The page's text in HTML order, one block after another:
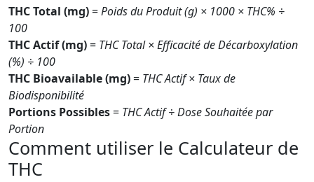
THC Total (mg)=Poids du Produit (g) × 1000 × THC% ÷
100
THC Actif (mg)= THC Total × Efficacité de Décarboxylation
(%) ÷ 100
THC Bioavailable (mg)= THC Actif × Taux de
Biodisponibilité
Portions Possibles= THC Actif ÷ Dose Souhaitée par
Portion
Comment utiliser le Calculateur de
THC